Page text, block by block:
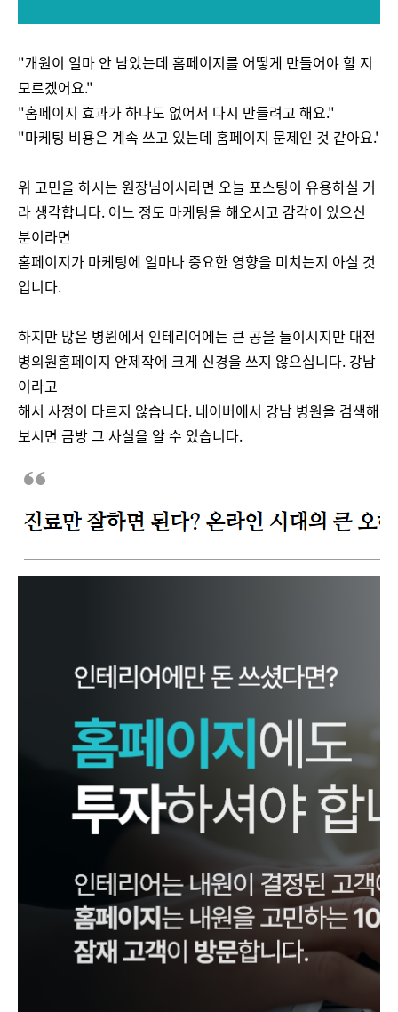
"개원이 얼마 안 남았는데 홈페이지를 어떻게 만들어야 할 지
모르겠어요."
"홈페이지 효과가 하나도 없어서 다시 만들려고 해요."
"마케팅 비용은 계속 쓰고 있는데 홈페이지 문제인 것 같아요.'
위 고민을 하시는 원장님이시라면 오늘 포스팅이 유용하실 거
라 생각합니다. 어느 정도 마케팅을 해오시고 감각이 있으신
분이라면
홈페이지가 마케팅에 얼마나 중요한 영향을 미치는지 아실 것
입니다.
하지만 많은 병원에서 인테리어에는 큰 공을 들이시지만 대전
병의원홈페이지 안제작에 크게 신경을 쓰지 않으십니다. 강남
이라고
해서 사정이 다르지 않습니다. 네이버에서 강남 병원을 검색해
보시면 금방 그 사실을 알 수 있습니다.